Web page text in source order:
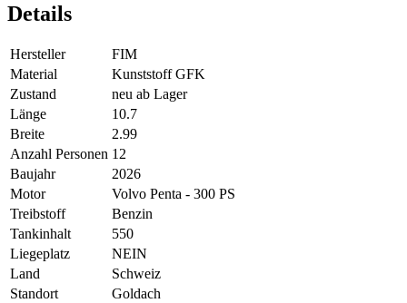
Details
Hersteller
FIM
Material
Kunststoff GFK
Zustand
neu ab Lager
Länge
10.7
Breite
2.99
Anzahl Personen 12
Baujahr
2026
Motor
Volvo Penta - 300 PS
Treibstoff
Benzin
Tankinhalt
550
Liegeplatz
NEIN
Land
Schweiz
Standort
Goldach